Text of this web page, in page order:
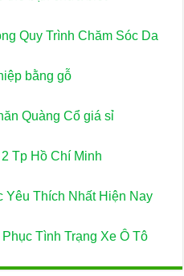
Quy Trình Chăm Sóc Da
bằng gỗ
Quàng Cổ giá sỉ
Tp Hồ Chí Minh
Thích Nhất Hiện Nay
Tình Trạng Xe Ô Tô